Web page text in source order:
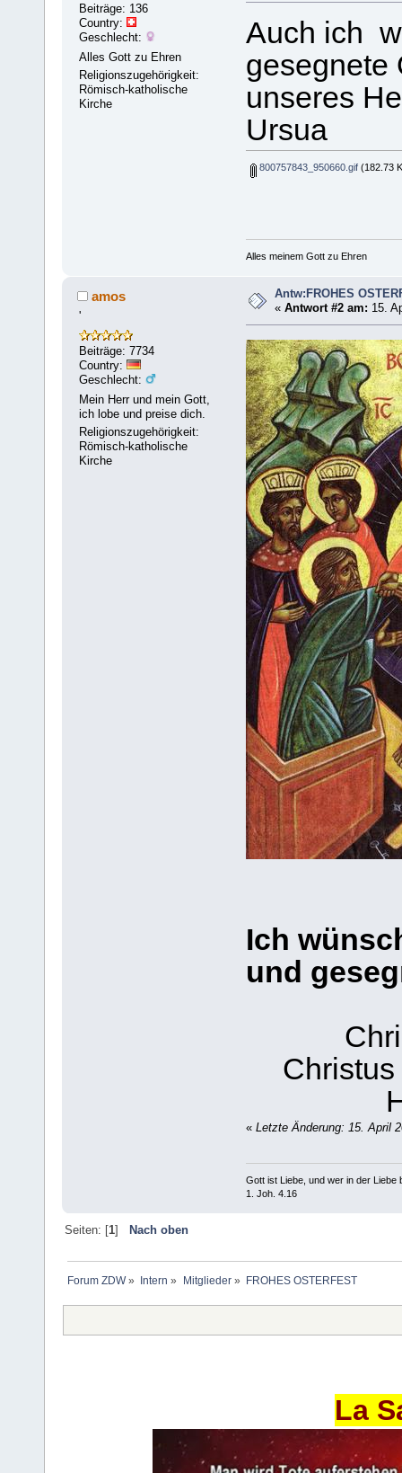
Beiträge: 136
Country:
Geschlecht:
Alles Gott zu Ehren
Religionszugehörigkeit:
Römisch-katholische
Kirche
Auch ich
gesegnete
unseres
Ursua
800757843_950660.gif (182.73
Alles meinem Gott zu Ehren
amos
'
Beiträge: 7734
Country:
Geschlecht:
Mein Herr und mein Gott,
ich lobe und preise dich.
Religionszugehörigkeit:
Römisch-katholische
Kirche
Antw:FROHES
«Antwort #2 am: 15.
Ich
und
« Letzte Änderung: 15. April
Gott ist Liebe, und wer in der Liebe
1. Joh. 4.16
Seiten: [1] Nach oben
Forum ZDW» Intern » Mitglieder» FROHES OSTERFEST
La